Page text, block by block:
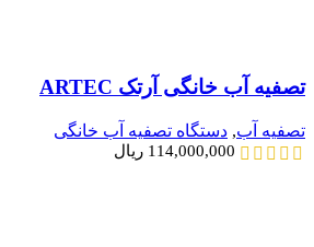
تصفیه آب خانگی آرتک ARTEC
تصفیه آب, دستگاه تصفیه آب خانگی
114,000,000 ریال